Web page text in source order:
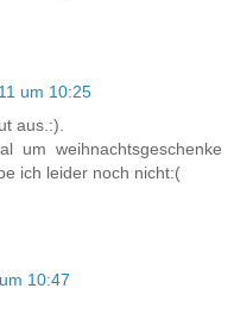
um 10:25
aus.:).
um weihnachtsgeschenke
ich leider noch nicht:(
10:47